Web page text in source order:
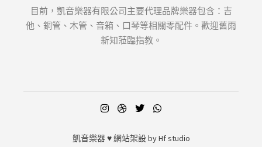
目前，凱音樂器有限公司主要代理品牌樂器包含：吉
他、銅管、木管、音箱、口琴等相關零配件。歡迎舊雨
新知蒞臨指教。
凱音樂器♥ 網站架設 byHf studio